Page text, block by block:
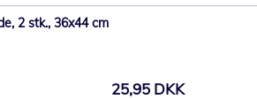
2 stk., 36x44 cm
25,95 DKK